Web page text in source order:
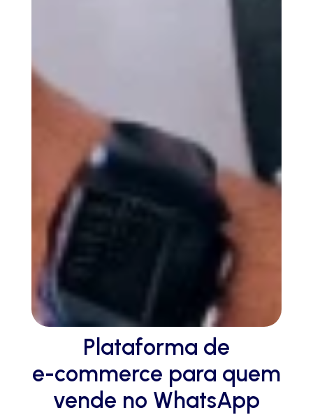
Plataforma de
e-commerce para quem
vende no WhatsApp